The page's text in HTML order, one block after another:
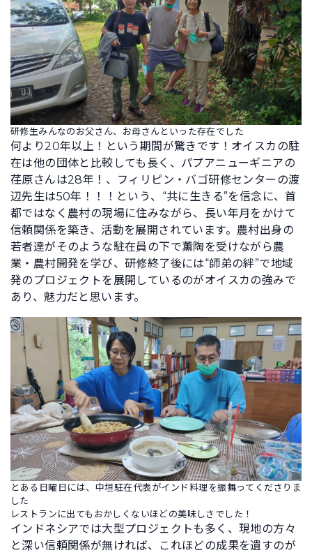
研修生みんなのお父さん、お母さんといった存在でした
何より20年以上！という期間が驚きです！オイスカの駐
在は他の団体と比較しても長く、パプアニューギニアの
荏原さんは28年！、フィリピン・バゴ研修センターの渡
辺先生は50年！！！という、“共に生きる”を信念に、首
都ではなく農村の現場に住みながら、長い年月をかけて
信頼関係を築き、活動を展開されています。農村出身の
若者達がそのような駐在員の下で薫陶を受けながら農
業・農村開発を学び、研修終了後には“師弟の絆”で地域
発のプロジェクトを展開しているのがオイスカの強みで
あり、魅力だと思います。
とある日曜日には、中垣駐在代表がインド料理を振舞ってくださりま
した
レストランに出てもおかしくないほどの美味しさでした！
インドネシアでは大型プロジェクトも多く、現地の方々
と深い信頼関係が無ければ、これほどの成果を遺すのが